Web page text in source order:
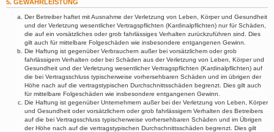
5. GEWÄHRLEISTUNG
Der Betreiber haftet mit Ausnahme der Verletzung von Leben, Körper und Gesundheit
und der Verletzung wesentlicher Vertragspflichten (Kardinalpflichten) nur für Schäden,
die auf ein vorsätzliches oder grob fahrlässiges Verhalten zurückzuführen sind. Dies
gilt auch für mittelbare Folgeschäden wie insbesondere entgangenen Gewinn.
Die Haftung ist gegenüber Verbrauchern außer bei vorsätzlichem oder grob
fahrlässigem Verhalten oder bei Schäden aus der Verletzung von Leben, Körper und
Gesundheit und der Verletzung wesentlicher Vertragspflichten (Kardinalpflichten) auf
die bei Vertragsschluss typischerweise vorhersehbaren Schäden und im übrigen der
Höhe nach auf die vertragstypischen Durchschnittsschäden begrenzt. Dies gilt auch
für mittelbare Folgeschäden wie insbesondere entgangenen Gewinn.
Die Haftung ist gegenüber Unternehmern außer bei der Verletzung von Leben, Körper
und Gesundheit oder vorsätzlichem oder grob fahrlässigem Verhalten des Betreibers
auf die bei Vertragsschluss typischerweise vorhersehbaren Schäden und im Übrigen
der Höhe nach auf die vertragstypischen Durchschnittsschäden begrenzt. Dies gilt